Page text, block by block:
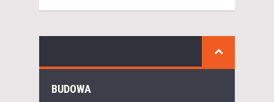
BUDOWA